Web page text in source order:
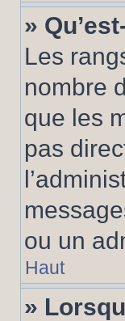
»
Les
nombre
que les
pas
ou un
Haut
»